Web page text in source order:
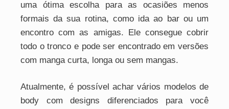
uma ótima escolha para as ocasiões menos
formais da sua rotina, como ida ao bar ou um
encontro com as amigas. Ele consegue cobrir
todo o tronco e pode ser encontrado em versões
com manga curta, longa ou sem mangas.
Atualmente, é possível achar vários modelos de
body com designs diferenciados para você